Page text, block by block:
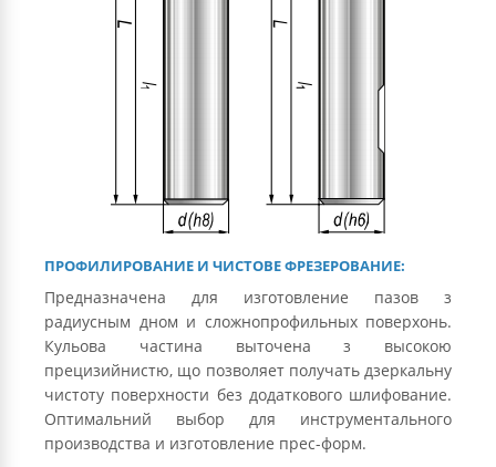
ПРОФИЛИРОВАНИЕ И ЧИСТОВЕ ФРЕЗЕРОВАНИЕ:
Предназначена для изготовление пазов з
радиусным дном и сложнопрофильных поверхонь.
Кульова частина выточена з высокою
прецизийнистю, що позволяет получать дзеркальну
чистоту поверхности без додаткового шлифование.
Оптимальний выбор для инструментального
производства и изготовление прес-форм.